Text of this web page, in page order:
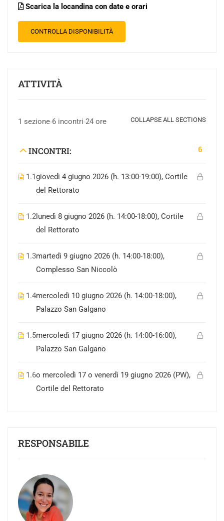
Scarica la locandina con date e orari
ATTIVITÀ
1 sezione 6 incontri 24 ore COLLAPSE ALL SECTIONS
INCONTRI: 6
1.1giovedì 4 giugno 2026 (h. 13:00-19:00), Cortile
del Rettorato
1.2 lunedì 8 giugno 2026 (h. 14:00-18:00), Cortile
del Rettorato
1.3martedì 9 giugno 2026 (h. 14:00-18:00),
Complesso San Niccolò
1.4mercoledì 10 giugno 2026 (h. 14:00-18:00),
Palazzo San Galgano
1.5mercoledì 17 giugno 2026 (h. 14:00-16:00),
Palazzo San Galgano
1.6o mercoledì 17 o venerdì 19 giugno 2026 (PW),
Cortile del Rettorato
RESPONSABILE